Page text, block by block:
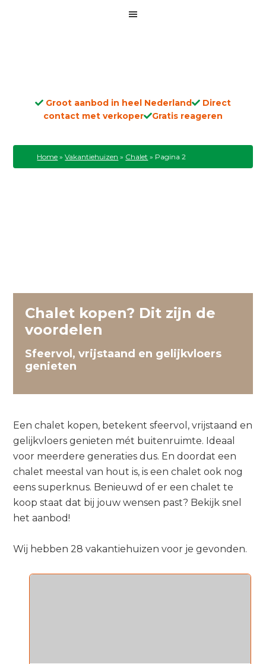
Groot aanbod in heel Nederland
Direct
contact met verkoper
Gratis reageren
Home »Vakantiehuizen » Chalet » Pagina 2
Chalet kopen? Dit zijn de
voordelen
Sfeervol, vrijstaand en gelijkvloers
genieten
Een chalet kopen, betekent sfeervol, vrijstaand en
gelijkvloers genieten mét buitenruimte. Ideaal
voor meerdere generaties dus. En doordat een
chalet meestal van hout is, is een chalet ook nog
eens superknus. Benieuwd of er een chalet te
koop staat dat bij jouw wensen past? Bekijk snel
het aanbod!
Wij hebben 28 vakantiehuizen voor je gevonden.